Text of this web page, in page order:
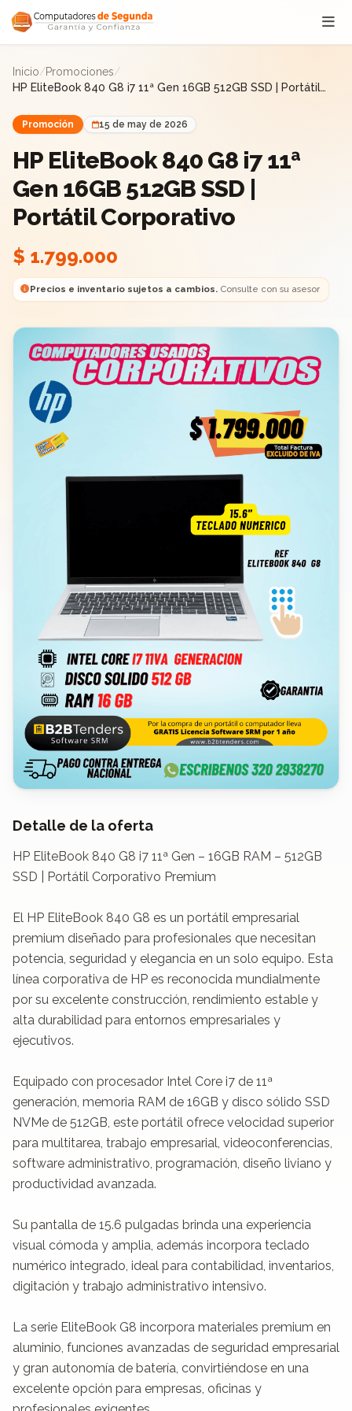
Saltar al contenido
Inicio/Promociones/
HP EliteBook 840 G8 i7 11ª Gen 16GB 512GB SSD | Portátil
Promoción 15 de may de 2026
HP EliteBook 840 G8 i7 11ª
Gen 16GB 512GB SSD |
Portátil Corporativo
$ 1.799.000
Precios e inventario sujetos a cambios.Consulte con su asesor
Detalle de la oferta
HP EliteBook 840 G8 i7 11ª Gen – 16GB RAM – 512GB
SSD | Portátil Corporativo Premium
El HP EliteBook 840 G8 es un portátil empresarial
premium diseñado para profesionales que necesitan
potencia, seguridad y elegancia en un solo equipo. Esta
línea corporativa de HP es reconocida mundialmente
por su excelente construcción, rendimiento estable y
alta durabilidad para entornos empresariales y
ejecutivos.
Equipado con procesador Intel Core i7 de 11ª
generación, memoria RAM de 16GB y disco sólido SSD
NVMe de 512GB, este portátil ofrece velocidad superior
para multitarea, trabajo empresarial, videoconferencias,
software administrativo, programación, diseño liviano y
productividad avanzada.
Su pantalla de 15.6 pulgadas brinda una experiencia
visual cómoda y amplia, además incorpora teclado
numérico integrado, ideal para contabilidad, inventarios,
digitación y trabajo administrativo intensivo.
La serie EliteBook G8 incorpora materiales premium en
aluminio, funciones avanzadas de seguridad empresarial
y gran autonomía de batería, convirtiéndose en una
excelente opción para empresas, oficinas y